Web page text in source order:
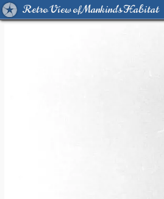
Retro View of Mankind's Habitat